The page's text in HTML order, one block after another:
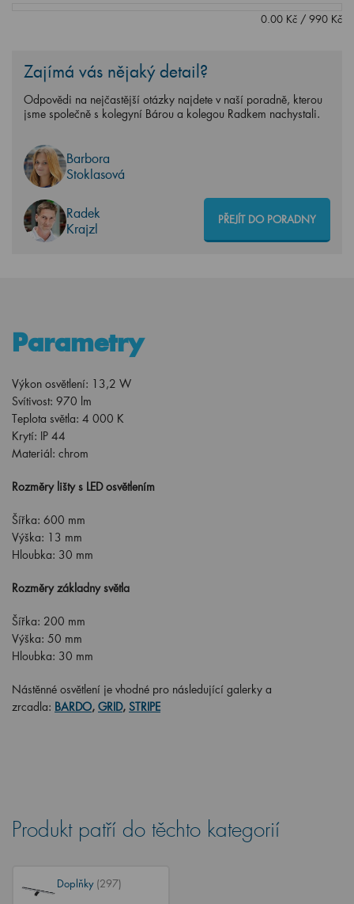
0.00 Kč / 990 Kč
Zajímá vás nějaký detail?
Odpovědi na nejčastější otázky najdete v naší poradně, kterou
jsme společně s kolegyní Bárou a kolegou Radkem nachystali.
Barbora
Stoklasová
Radek
Krajzl
PŘEJÍT DO PORADNY
Parametry
Výkon osvětlení: 13,2 W
Svítivost: 970 lm
Teplota světla: 4 000 K
Krytí: IP 44
Materiál: chrom
Rozměry lišty s LED osvětlením
Šířka: 600 mm
Výška: 13 mm
Hloubka: 30 mm
Rozměry základny světla
Šířka: 200 mm
Výška: 50 mm
Hloubka: 30 mm
Nástěnné osvětlení je vhodné pro následující galerky a
zrcadla: BARDO, GRID, STRIPE
Produkt patří do těchto kategorií
Doplňky (297)